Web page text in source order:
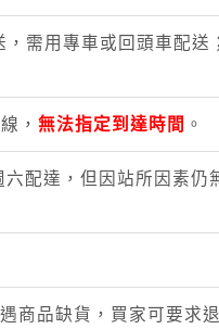
需用專車或回頭車配送
， 無法指定到達時間 。
配達，但因站所因素仍
商品缺貨，買家可要求